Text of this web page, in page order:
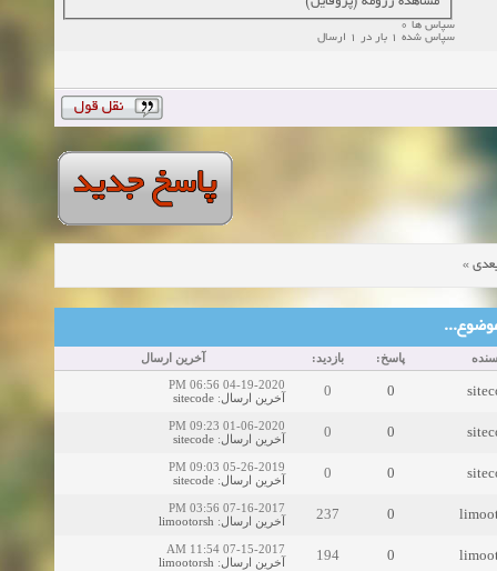
سپاس ها 0
سپاس شده 1 بار در 1 ارسال
»
پاسخ: بازدید: آخرین ارسال
0
0
04-19-2020 06:56 PM
آخرین ارسال:
sitecode
0
0
01-06-2020 09:23 PM
آخرین ارسال:
sitecode
0
0
05-26-2019 09:03 PM
آخرین ارسال:
sitecode
0
237
07-16-2017 03:56 PM
آخرین ارسال:
limootorsh
0
194
07-15-2017 11:54 AM
آخرین ارسال:
limootorsh